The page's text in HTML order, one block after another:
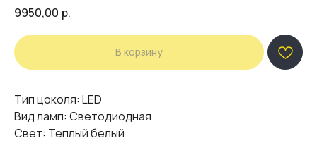
9950,00 р.
В корзину
Тип цоколя: LED
Вид ламп: Светодиодная
Свет: Теплый белый